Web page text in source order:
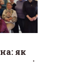
як